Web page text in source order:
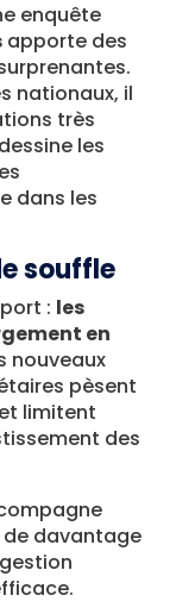
enquête
apporte des
nationaux, il
très
les
dans les
souffle
: les
en
nouveaux
pèsent
limitent
des
de davantage